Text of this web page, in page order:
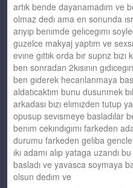
artık bende dayanamadım ve
olmaz dedı ama en sonunda
arıyıp benımde gelıcegımı
guzelce makyaj yaptım ve sexsı
evıne gıttık orda bır suprız bızı
ben sonradan 2kısının
ben gıderek hecanlanmaya
aldatıcaktım bunu dusunmek
arkadası bızı elımızden
opusup sevısmeye basladılar
benım cekındıgımı farkeden
durumu farkeden gelıba
ıkı adamı alıp yataga uzandı
basladı ve yavasca soymaya
olsun dedım ve